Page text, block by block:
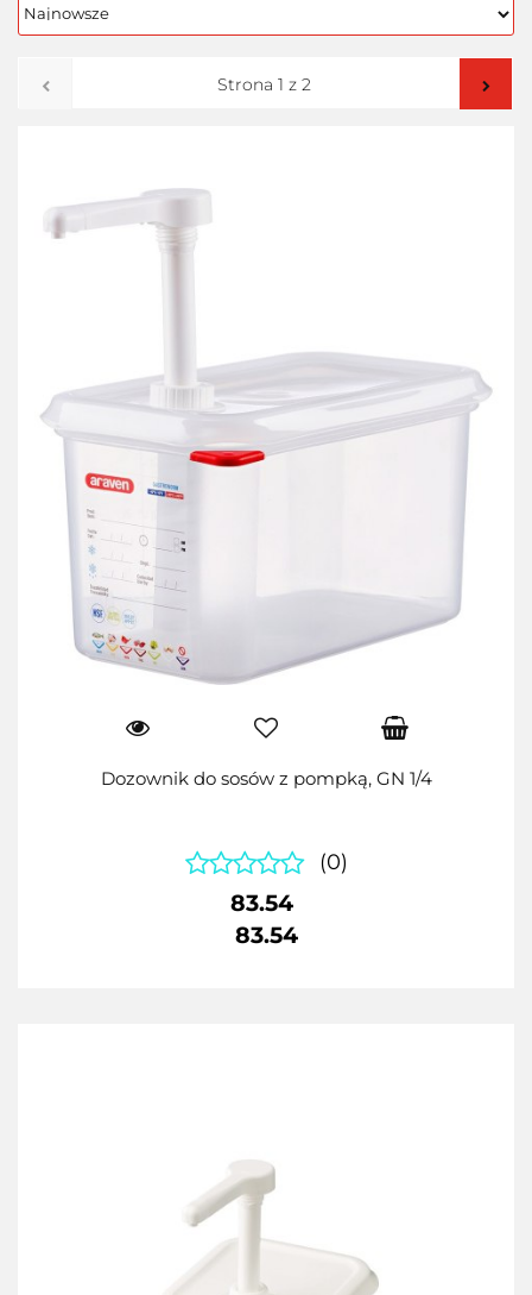
Dozownik do sosów z pompką, GN 1/4
(0)
83.54
83.54